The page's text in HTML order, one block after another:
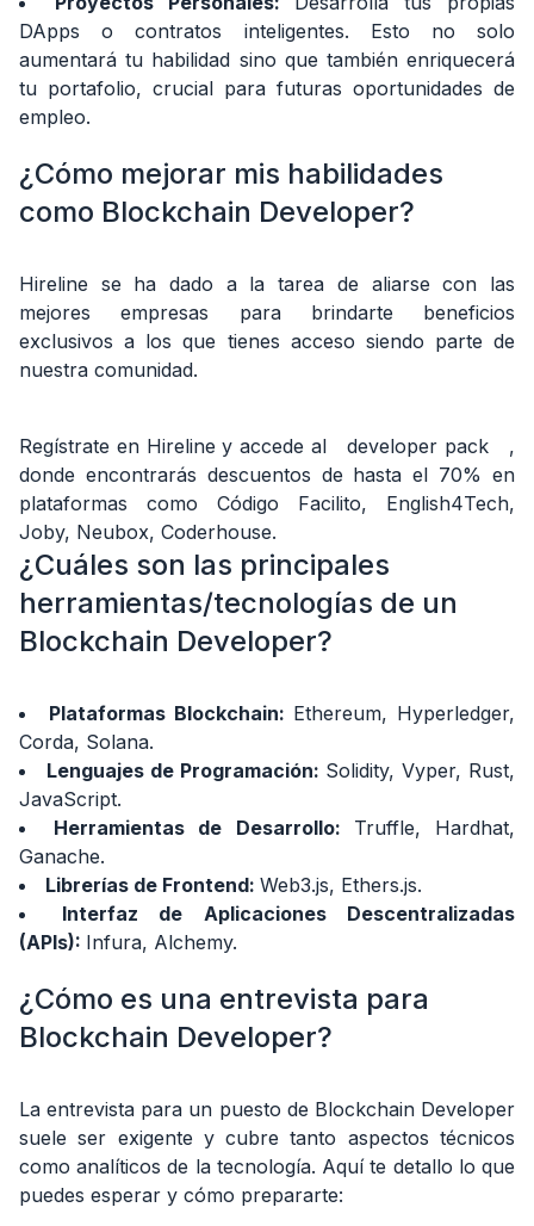
DApps o contratos inteligentes. Esto no solo
aumentará tu habilidad sino que también enriquecerá
tu portafolio, crucial para futuras oportunidades de
empleo.
¿Cómo mejorar mis habilidades
como Blockchain Developer?
Hireline se ha dado a la tarea de aliarse con las
mejores empresas para brindarte beneficios
exclusivos a los que tienes acceso siendo parte de
nuestra comunidad.
Regístrate en Hireline y accede al developer pack ,
donde encontrarás descuentos de hasta el 70% en
plataformas como Código Facilito, English4Tech,
Joby, Neubox, Coderhouse.
¿Cuáles son las principales
herramientas/tecnologías de un
Blockchain Developer?
Plataformas Blockchain: Ethereum, Hyperledger,
Corda, Solana.
Lenguajes de Programación: Solidity, Vyper, Rust,
JavaScript.
Herramientas de Desarrollo: Truffle, Hardhat,
Ganache.
Librerías de Frontend: Web3.js, Ethers.js.
Interfaz de Aplicaciones Descentralizadas
(APIs): Infura, Alchemy.
¿Cómo es una entrevista para
Blockchain Developer?
La entrevista para un puesto de Blockchain Developer
suele ser exigente y cubre tanto aspectos técnicos
como analíticos de la tecnología. Aquí te detallo lo que
puedes esperar y cómo prepararte: